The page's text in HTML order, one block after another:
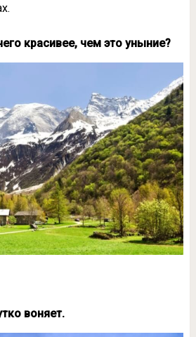
красивее, чем это уныние?
воняет.